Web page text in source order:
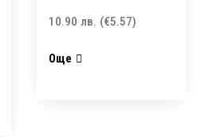
10.90лв. (€5.57)
Още